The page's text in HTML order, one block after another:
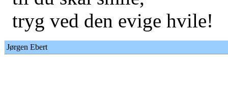
tryg ved den evige hvile!
Jørgen Ebert